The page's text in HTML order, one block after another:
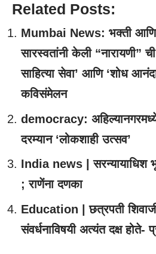
Related Posts:
Mumbai News: भक्ती आणि
सारस्वतांनी केली “नारायणी”
साहित्या सेवा’ आणि ‘शोध
कविसंमेलन
democracy:
दरम्यान ‘लोकशाही उत्सव’
India news | सरन्यायाधिश
; राणेंना दणका
Education | छत्रपती शिवाजी
संवर्धनाविषयी अत्यंत दक्ष होते-